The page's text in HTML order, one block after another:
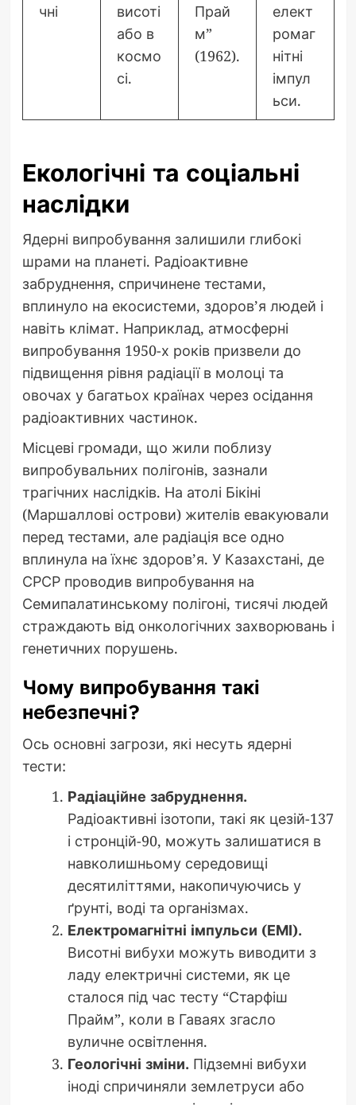
чні
висоті
або в
космо
сі.
Прай
м”
(1962).
елект
ромаг
нітні
імпул
ьси.
Екологічні та соціальні
наслідки
Ядерні випробування залишили глибокі
шрами на планеті. Радіоактивне
забруднення, спричинене тестами,
вплинуло на екосистеми, здоров’я людей і
навіть клімат. Наприклад, атмосферні
випробування 1950-х років призвели до
підвищення рівня радіації в молоці та
овочах у багатьох країнах через осідання
радіоактивних частинок.
Місцеві громади, що жили поблизу
випробувальних полігонів, зазнали
трагічних наслідків. На атолі Бікіні
(Маршаллові острови) жителів евакуювали
перед тестами, але радіація все одно
вплинула на їхнє здоров’я. У Казахстані, де
СРСР проводив випробування на
Семипалатинському полігоні, тисячі людей
страждають від онкологічних захворювань і
генетичних порушень.
Чому випробування такі
небезпечні?
Ось основні загрози, які несуть ядерні
тести:
Радіаційне забруднення.
Радіоактивні ізотопи, такі як цезій-137
і стронцій-90, можуть залишатися в
навколишньому середовищі
десятиліттями, накопичуючись у
ґрунті, воді та організмах.
Електромагнітні імпульси (ЕМІ).
Висотні вибухи можуть виводити з
ладу електричні системи, як це
сталося під час тесту “Старфіш
Прайм”, коли в Гаваях згасло
вуличне освітлення.
Геологічні зміни. Підземні вибухи
іноді спричиняли землетруси або